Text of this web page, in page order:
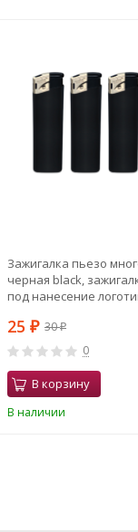
Зажигалка пьезо
черная black,
под нанесение
25 ₽ 30₽
0
В корзину
В наличии